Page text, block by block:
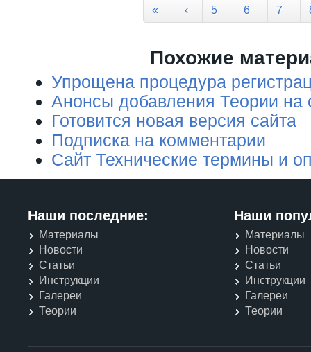
« ‹ 5 6 7
Похожие
Упрощена процедура
Анонсы добавления Теории на
Готовится новая версия сайта
Подписка на комментарии
Сайт Технические термины и
Наши последние:
Материалы
Новости
Статьи
Инструкции
Галереи
Теории
Наши
Материалы
Новости
Статьи
Инструкции
Галереи
Теории